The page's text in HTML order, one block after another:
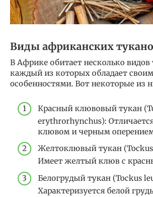
Виды африканских
В Африке обитает несколько видов
каждый из которых обладает
особенностями. Вот некоторые из
Красный клювовый тукан
erythrorhynchus):
клювом и черным
Желтоклювый тукан
Имеет желтый клюв с
Белогрудый тукан (Tockus
Характеризуется белой